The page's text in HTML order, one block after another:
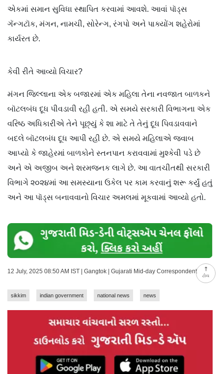
ટોચ
એકમાં સમાન સુવિધા સ્થાપિત કરવામાં આવશે. આવાં પૉડ્સ
ગૅન્ગટૉક, મંગન, નામચી, સોરેન્ગ, રંગપો અને પાક્યોંગ શહેરોમાં
કાર્યરત છે.
કેવી રીતે આવ્યો વિચાર?
મંગન જિલ્લાના એક બજારમાં એક મહિલા તેના નવજાત બાળકને
બૉટલબંધ દૂધ પીવડાવી રહી હતી. એ સમયે સરકારી વિભાગના એક
વરિષ્ઠ અધિકારીએ તેને પૂછ્યું કે શા માટે તે તેનું દૂધ પિવડાવવાને
બદલે બૉટલબંધ દૂધ આપી રહી છે. એ સમયે મહિલાએ જવાબ
આપ્યો કે જાહેરમાં બાળકોને સ્તનપાન કરાવવામાં મુશ્કેવી પડે છે
અને એ અજીબ અને શરમજનક લાગે છે. આ વાતચીતથી સરકારી
વિભાગે ૨૦૨૪માં આ સમસ્યાના ઉકેલ પર કામ કરવાનું શરૂ કર્યું હતું
અને આ પૉડ્સ બનાવવાનો વિચાર અમલમાં મૂકવામાં આવ્યો હતો.
12 July, 2025 08:50 AM IST | Gangtok | Gujarati Mid-day Correspondent
sikkim indian government national news news